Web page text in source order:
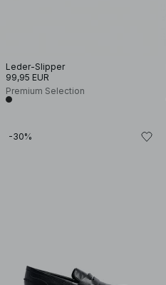
Leder-Slipper
99,95 EUR
Premium Selection
-30%